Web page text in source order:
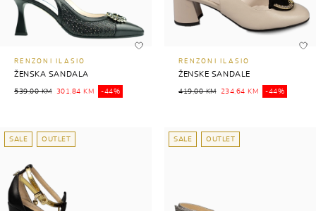
RENZONI ILASIO
ŽENSKA SANDALA
539,00 KM 301,84 KM -44%
RENZONI ILASIO
ŽENSKE SANDALE
419,00 KM 234,64 KM -44%
SALE OUTLET SALE OUTLET